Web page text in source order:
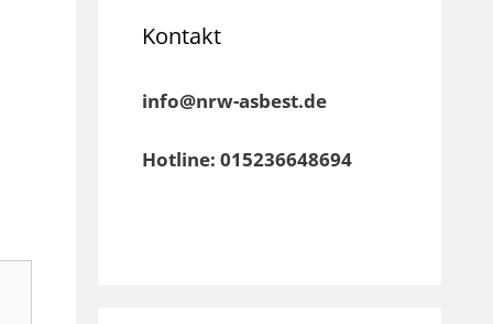
Kontakt
info@nrw-asbest.de
Hotline: 015236648694